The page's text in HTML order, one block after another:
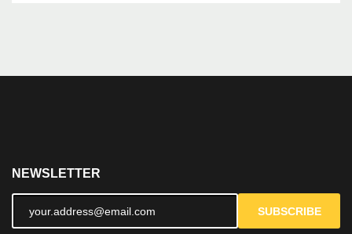
NEWSLETTER
SUBSCRIBE